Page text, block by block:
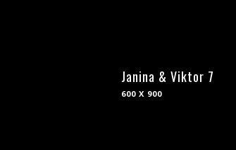
Janina & Viktor 7
600 X 900